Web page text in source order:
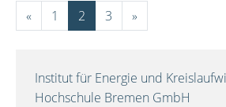
« 1 2 3 »
Institut für Energie und
Hochschule Bremen GmbH